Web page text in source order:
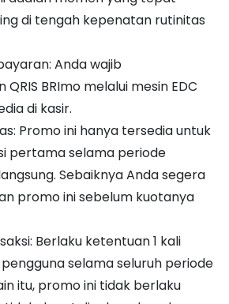
di tengah kepenatan rutinitas
Anda wajib
BRImo melalui mesin EDC
di kasir.
Promo ini hanya tersedia untuk
pertama selama periode
Sebaiknya Anda segera
promo ini sebelum kuotanya
Berlaku ketentuan 1 kali
selama seluruh periode
itu, promo ini tidak berlaku